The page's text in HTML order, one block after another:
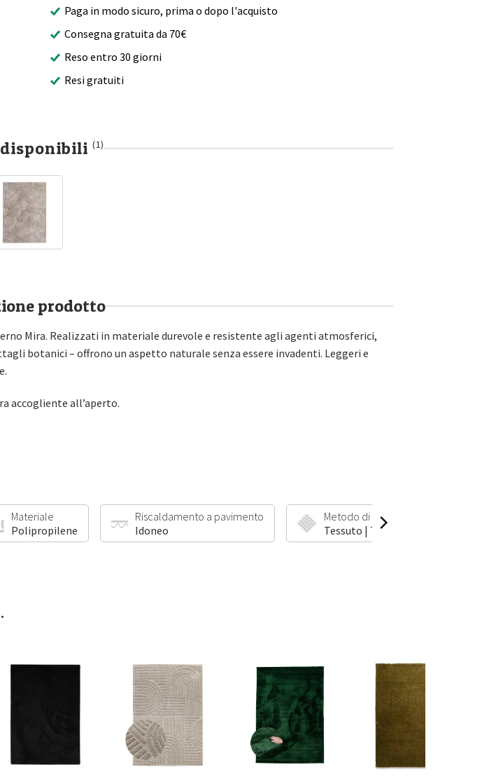
Paga in modo sicuro, prima o dopo l'acquisto
Consegna gratuita da 70€
Reso entro 30 giorni
Resi gratuiti
(1)
prodotto
Mira. Realizzati in materiale durevole e resistente agli agenti atmosferici,
botanici – offrono un aspetto naturale senza essere invadenti. Leggeri e
accogliente all’aperto.
Materiale
Polipropilene
Riscaldamento a pavimento
Idoneo
Metodo di produzione
Tessuto | Tessuto piatto